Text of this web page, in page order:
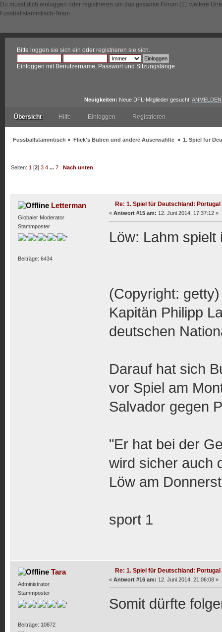
Du musst dich einloggen oder registrieren um das gesamte Forum (11 weitere
Fussballstammtisch-Team.
Bitte loggen sie sich ein oder registrieren sie sich
Einloggen mit Benutzername, Passwort und Sitzungslänge
Neuigkeiten: Neue DFL-Mitglieder gesucht: ANMELDEN
Übersicht Hilfe Einloggen Registrieren
Fussballstammtisch » Flick's Buben und andere Auserwählte » 1. Spiel für
Seiten: 1 [2]3 4 ...7 Nach unten
Letterman
Globaler Moderator
Stammposter
Beiträge: 6434
Re: 1. Spiel für Deutschland: Portugal
« Antwort #15 am: 12. Juni 2014, 17:37:12 »
Löw: Lahm spielt
(Copyright: getty)
Kapitän Philipp
deutschen
Darauf hat sich
vor Spiel am
Salvador gegen
"Er hat bei der
wird sicher auch
Löw am
sport 1
Tara
Administrator
Stammposter
Beiträge: 10872
Re: 1. Spiel für Deutschland: Portugal
« Antwort #16 am: 12. Juni 2014, 21:06:08 »
Somit dürfte